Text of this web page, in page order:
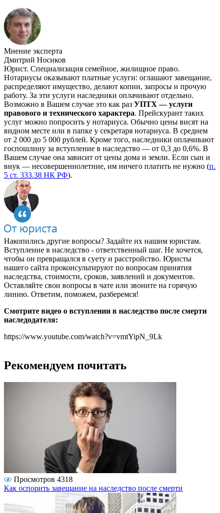
Мнение эксперта
Дмитрий Носиков
Юрист. Специализация семейное, жилищное право.
Нотариусы оказывают платные услуги: оглашают завещание,
распределяют имущество, делают копии, запросы и прочую
работу. За эти услуги наследники оплачивают отдельно.
Возможно в Вашем случае это как раз УПТХ — услуги
правового и технического характера. Прейскурант таких
услуг можно попросить у нотариуса. Обычно цены висят на
видном месте или в папке у секретаря нотариуса. В среднем
от 2 000 до 5 000 рублей. Кроме того, наследники оплачивают
госпошлину за вступление в наследство — от 0,3 до 0,6%. В
Вашем случае она зависит от цены дома и земли. Если сын и
внук — несовершеннолетние, им ничего платить не нужно (п.
5 ст. 333.38 НК РФ).
Накопились другие вопросы? Задайте их нашим юристам.
Вступление в наследство - ответственный шаг. Не хочется,
чтобы он превращался в суету и расстройство. Юристы
нашего сайта проконсультируют по вопросам принятия
наследства, стоимости, сроков, заявлений и документов.
Оставляйте свои вопросы в чате или звоните на горячую
линию. Ответим, поможем, разберемся!
Смотрите видео о вступлении в наследство после смерти
наследодателя:
https://www.youtube.com/watch?v=vmtYipN_9Lk
Рекомендуем почитать
Просмотров 4318
Как оспорить завещание на наследство после смерти